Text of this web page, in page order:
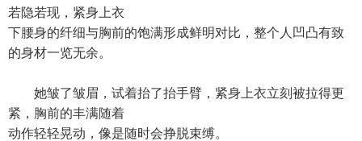
若隐若现，紧身上衣
下腰身的纤细与胸前的饱满形成鲜明对比，整个人凹凸有致
的身材一览无余。
她皱了皱眉，试着抬了抬手臂，紧身上衣立刻被拉得更
紧，胸前的丰满随着
动作轻轻晃动，像是随时会挣脱束缚。